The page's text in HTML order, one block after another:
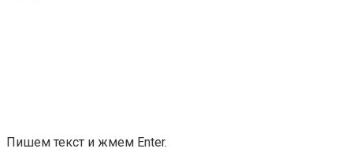
Пишем текст и жмем Enter.